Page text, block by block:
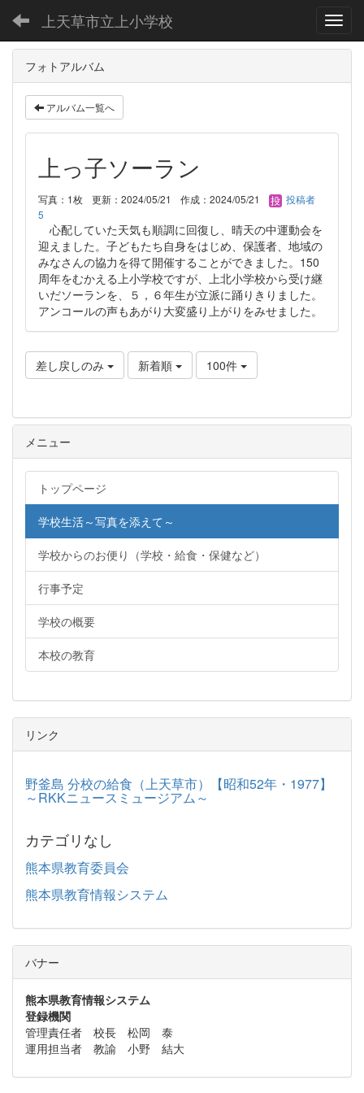
上天草市立上小学校
フォトアルバム
アルバム一覧へ
上っ子ソーラン
写真：1枚 更新：2024/05/21 作成：2024/05/21
投稿者
5
心配していた天気も順調に回復し、晴天の中運動会を
迎えました。子どもたち自身をはじめ、保護者、地域の
みなさんの協力を得て開催することができました。150
周年をむかえる上小学校ですが、上北小学校から受け継
いだソーランを、５，６年生が立派に踊りきりました。
アンコールの声もあがり大変盛り上がりをみせました。
差し戻しのみ 新着順 100件
メニュー
トップページ
学校生活～写真を添えて～
学校からのお便り（学校・給食・保健など）
行事予定
学校の概要
本校の教育
リンク
野釜島 分校の給食（上天草市）【昭和52年・1977】
～RKKニュースミュージアム～
カテゴリなし
熊本県教育委員会
熊本県教育情報システム
バナー
熊本県教育情報システム
登録機関
管理責任者 校長 松岡 泰
運用担当者 教諭 小野 結大